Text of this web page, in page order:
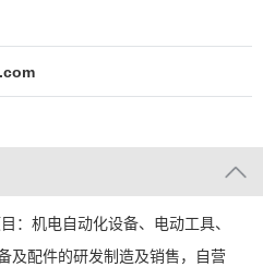
：机电自动化设备、电动工具、
及配件的研发制造及销售，自营